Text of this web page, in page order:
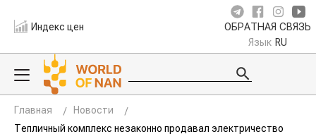
Индекс цен ОБРАТНАЯ СВЯЗЬ
Язык RU
Главная
Новости
Тепличный комплекс незаконно продавал электричество